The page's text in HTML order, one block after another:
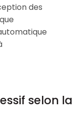
des
selon la